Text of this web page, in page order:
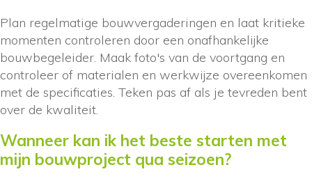
Plan regelmatige bouwvergaderingen en laat kritieke
momenten controleren door een onafhankelijke
bouwbegeleider. Maak foto's van de voortgang en
controleer of materialen en werkwijze overeenkomen
met de specificaties. Teken pas af als je tevreden bent
over de kwaliteit.
Wanneer kan ik het beste starten met
mijn bouwproject qua seizoen?